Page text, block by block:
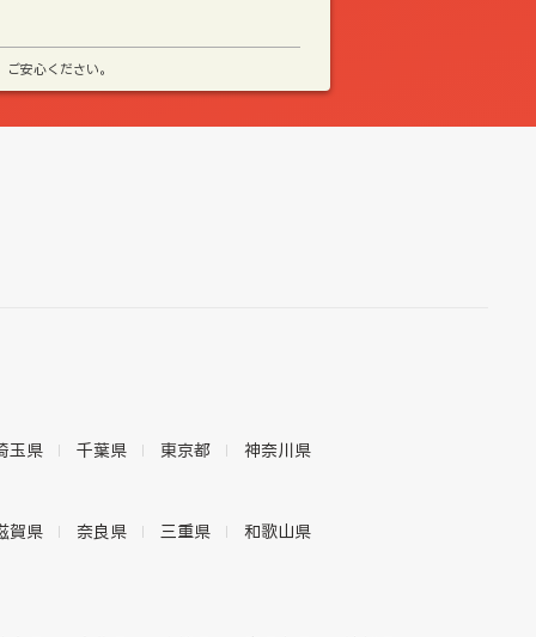
安心ください。
玉県 千葉県 東京都 神奈川県
賀県 奈良県 三重県 和歌山県